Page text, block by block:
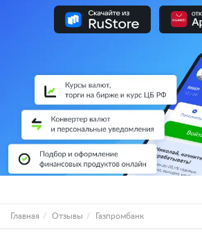
Главная Отзывы Газпромбанк